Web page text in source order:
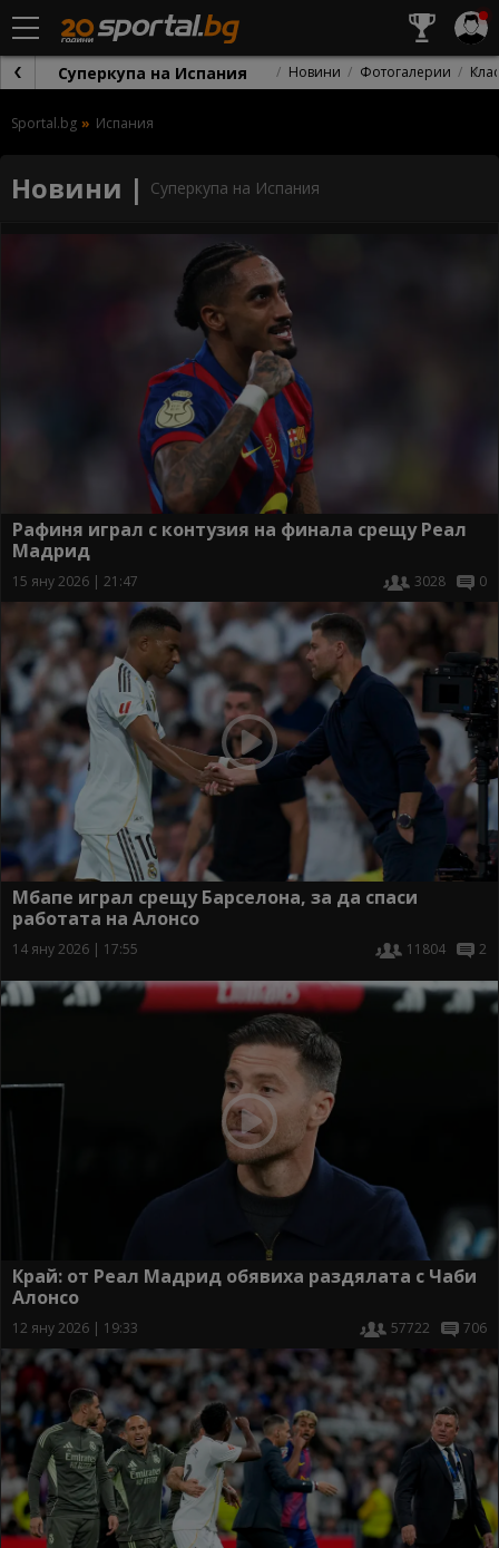
Суперкупа на Испания Новини Фотогалерии
Sportal.bg Испания
Новини | Суперкупа на Испания
Рафиня играл с контузия на финала срещу Реал
Мадрид
15 яну 2026 | 21:47 3028 0
Мбапе играл срещу Барселона, за да спаси
работата на Алонсо
14 яну 2026 | 17:55 11804 2
Край: от Реал Мадрид обявиха раздялата с Чаби
Алонсо
12 яну 2026 | 19:33 57722 706